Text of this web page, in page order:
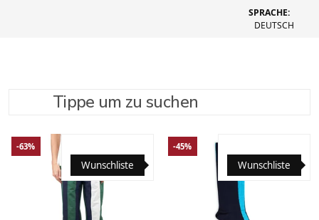
SPRACHE:
DEUTSCH
Tippe um zu suchen
SUCHE VERFEINERN EMPFOHLEN
Wunschliste
-63%
Wunschliste
-45%